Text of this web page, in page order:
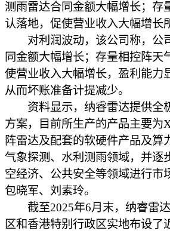
测雨雷达合同金额大幅增长；存
认落地，促使营业收入大幅增长
对利润波动，该公司称，公
同金额大幅增长；存量相控阵
使营业收入大幅增长，盈利能力
从而坏账准备计提减少。
资料显示，纳睿雷达提供全
方案，目前所生产的产品主要为
阵雷达及配套的软硬件产品及算
气象探测、水利测雨领域，并逐
空经济、公共安全等领域进行市
包晓军、刘素玲。
截至2025年6月末，纳睿雷达
区和香港特别行政区实地布设了